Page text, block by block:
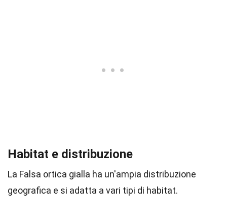
Habitat e distribuzione
La Falsa ortica gialla ha un'ampia distribuzione
geografica e si adatta a vari tipi di habitat.